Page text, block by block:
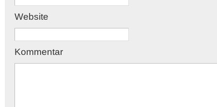
Website
Kommentar